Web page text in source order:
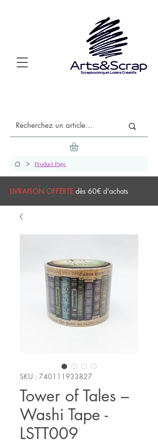
> Product Page
LIVRAISON OFFERTE dès 60€ d'achats
SKU : 740111933827
Tower of Tales –
Washi Tape -
LSTT009